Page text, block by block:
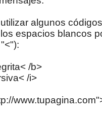
algunos
espacios blancos
/b>
/i>